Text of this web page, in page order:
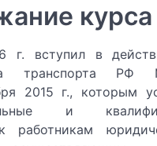
курса
г. вступил в
транспорта
2015 г., которым
и
работникам